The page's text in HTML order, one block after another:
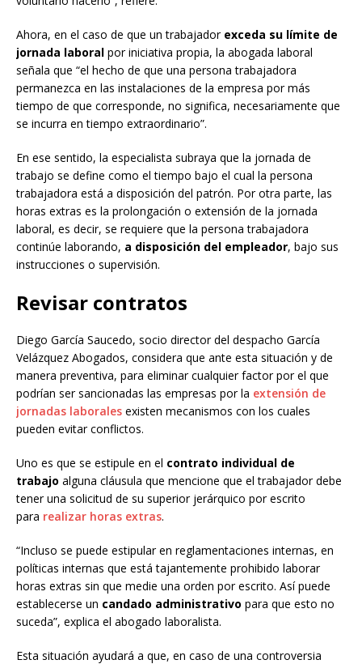
Ahora, en el caso de que un trabajador exceda su límite de
jornada laboral por iniciativa propia, la abogada laboral
señala que “el hecho de que una persona trabajadora
permanezca en las instalaciones de la empresa por más
tiempo de que corresponde, no significa, necesariamente que
se incurra en tiempo extraordinario”.
En ese sentido, la especialista subraya que la jornada de
trabajo se define como el tiempo bajo el cual la persona
trabajadora está a disposición del patrón. Por otra parte, las
horas extras es la prolongación o extensión de la jornada
laboral, es decir, se requiere que la persona trabajadora
continúe laborando, a disposición del empleador, bajo sus
instrucciones o supervisión.
Revisar contratos
Diego García Saucedo, socio director del despacho García
Velázquez Abogados, considera que ante esta situación y de
manera preventiva, para eliminar cualquier factor por el que
podrían ser sancionadas las empresas por la extensión de
jornadas laborales existen mecanismos con los cuales
pueden evitar conflictos.
Uno es que se estipule en el contrato individual de
trabajo alguna cláusula que mencione que el trabajador debe
tener una solicitud de su superior jerárquico por escrito
para realizar horas extras.
“Incluso se puede estipular en reglamentaciones internas, en
políticas internas que está tajantemente prohibido laborar
horas extras sin que medie una orden por escrito. Así puede
establecerse un candado administrativo para que esto no
suceda”, explica el abogado laboralista.
Esta situación ayudará a que, en caso de una controversia